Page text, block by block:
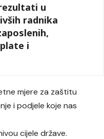
u
radnika
i
mjere za zaštitu
i podjele koje nas
cijele države.